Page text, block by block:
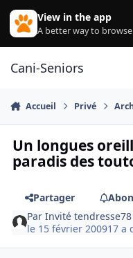
Aller au contenu
View in the app
A better way to
Cani-Seniors
Accueil Privé
Un longues
paradis des
Partager
ParInvité tendresse78
le 15 février 200917 a